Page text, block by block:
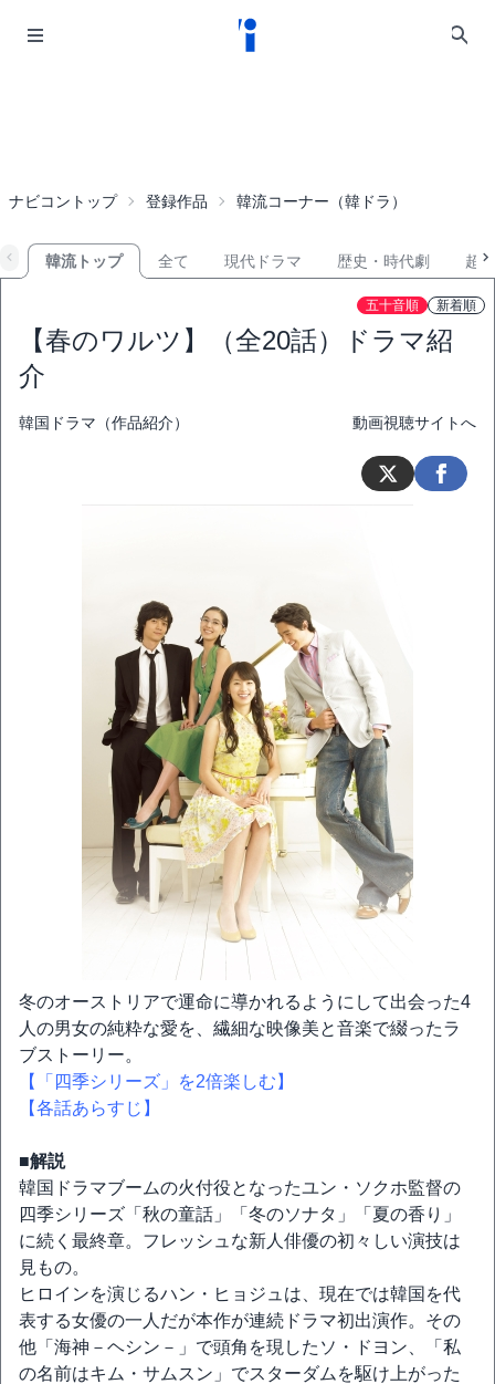
ナビコントップ 登録作品 韓流コーナー（韓ドラ）
韓流トップ 全て 現代ドラマ 歴史・時代劇 超
五十音順 新着順
【春のワルツ】（全20話）ドラマ紹
介
韓国ドラマ（作品紹介） 動画視聴サイトへ
冬のオーストリアで運命に導かれるようにして出会った4
人の男女の純粋な愛を、繊細な映像美と音楽で綴ったラ
ブストーリー。
【「四季シリーズ」を2倍楽しむ】
【各話あらすじ】
■解説
韓国ドラマブームの火付役となったユン・ソクホ監督の
四季シリーズ「秋の童話」「冬のソナタ」「夏の香り」
に続く最終章。フレッシュな新人俳優の初々しい演技は
見もの。
ヒロインを演じるハン・ヒョジュは、現在では韓国を代
表する女優の一人だが本作が連続ドラマ初出演作。その
他「海神－ヘシン－」で頭角を現したソ・ドヨン、「私
の名前はキム・サムスン」でスターダムを駆け上がった